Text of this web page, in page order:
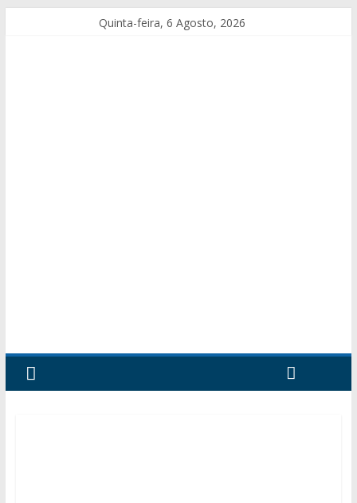
Quinta-feira, 6 Agosto, 2026